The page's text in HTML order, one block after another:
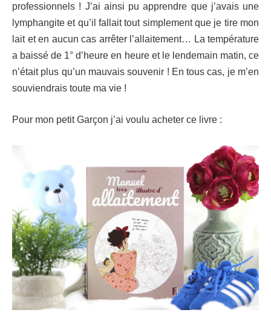
professionnels ! J’ai ainsi pu apprendre que j’avais une
lymphangite et qu’il fallait tout simplement que je tire mon
lait et en aucun cas arrêter l’allaitement… La température
a baissé de 1° d’heure en heure et le lendemain matin, ce
n’était plus qu’un mauvais souvenir ! En tous cas, je m’en
souviendrais toute ma vie !
Pour mon petit Garçon j’ai voulu acheter ce livre :